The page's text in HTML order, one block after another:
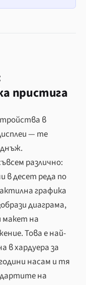
пристига
в
— те
различно:
в десет реда по
графика
диаграма,
макет на
Това е най-
в хардуера за
насам и тя
на